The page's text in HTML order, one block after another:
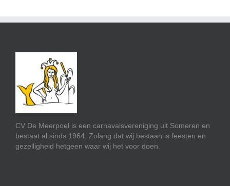
CV De Meerpoel is een carnavalsvereniging uit Someren en
bestaat al sinds 1964. Zolang dat wij bestaan is feesten en
gezelligheid hetgeen waar wij het voor doen.